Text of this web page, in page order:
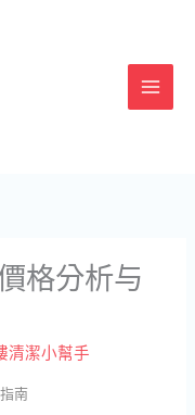
格分析与
清潔小幫手
南